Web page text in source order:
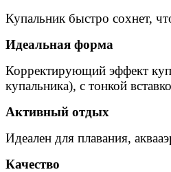
Купальник быстро сохнет,
Идеальная форма
Корректирующий эффект
купальника), с тонкой
Активный отдых
Идеален для плавания,
Качество